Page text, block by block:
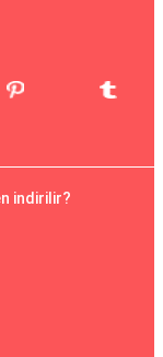
indirilir?